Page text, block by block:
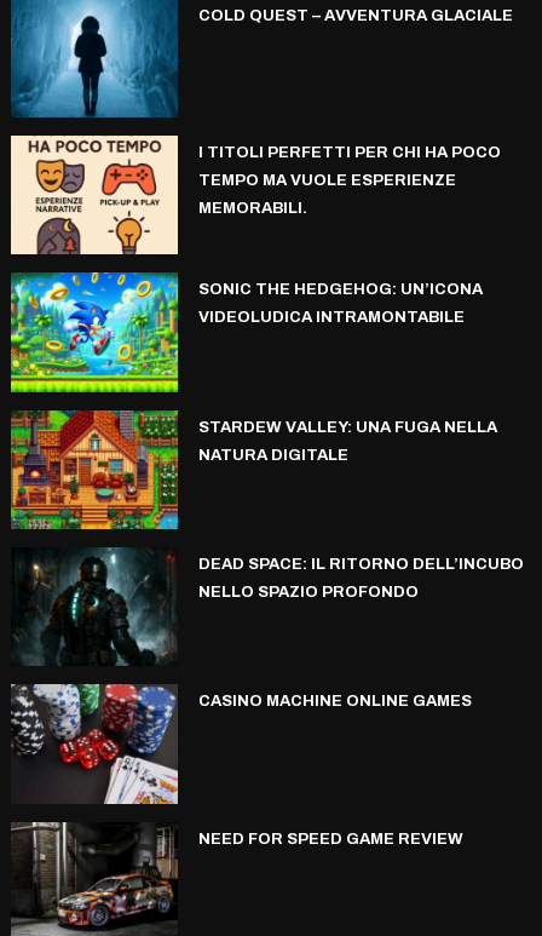
COLD QUEST – AVVENTURA GLACIALE
I TITOLI PERFETTI PER CHI HA POCO
TEMPO MA VUOLE ESPERIENZE
MEMORABILI.
SONIC THE HEDGEHOG: UN’ICONA
VIDEOLUDICA INTRAMONTABILE
STARDEW VALLEY: UNA FUGA NELLA
NATURA DIGITALE
DEAD SPACE: IL RITORNO DELL’INCUBO
NELLO SPAZIO PROFONDO
CASINO MACHINE ONLINE GAMES
NEED FOR SPEED GAME REVIEW